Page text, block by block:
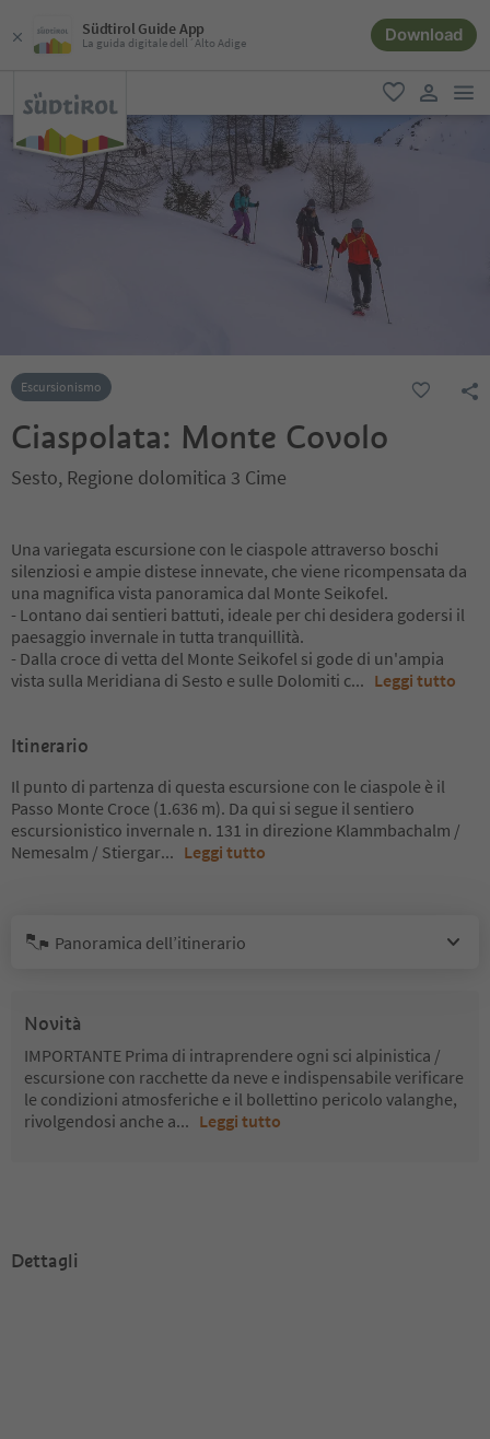
Südtirol Guide App
La guida digitale dell´Alto Adige Download
favoriti
user link
Escursionismo
Ciaspolata: Monte Covolo
Sesto, Regione dolomitica 3 Cime
Una variegata escursione con le ciaspole attraverso boschi
silenziosi e ampie distese innevate, che viene ricompensata da
una magnifica vista panoramica dal Monte Seikofel.
- Lontano dai sentieri battuti, ideale per chi desidera godersi il
paesaggio invernale in tutta tranquillità.
- Dalla croce di vetta del Monte Seikofel si gode di un'ampia
vista sulla Meridiana di Sesto e sulle Dolomiti c... Leggi tutto
Itinerario
Il punto di partenza di questa escursione con le ciaspole è il
Passo Monte Croce (1.636 m). Da qui si segue il sentiero
escursionistico invernale n. 131 in direzione Klammbachalm /
Nemesalm / Stiergar... Leggi tutto
Panoramica dell’itinerario
Novità
IMPORTANTE Prima di intraprendere ogni sci alpinistica /
escursione con racchette da neve e indispensabile verificare
le condizioni atmosferiche e il bollettino pericolo valanghe,
rivolgendosi anche a... Leggi tutto
Dettagli